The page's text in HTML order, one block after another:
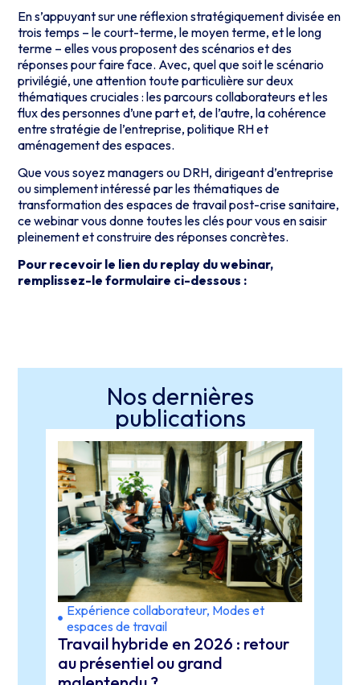
En s’appuyant sur une réflexion stratégiquement divisée en
trois temps – le court-terme, le moyen terme, et le long
terme – elles vous proposent des scénarios et des
réponses pour faire face. Avec, quel que soit le scénario
privilégié, une attention toute particulière sur deux
thématiques cruciales : les parcours collaborateurs et les
flux des personnes d’une part et, de l’autre, la cohérence
entre stratégie de l’entreprise, politique RH et
aménagement des espaces.
Que vous soyez managers ou DRH, dirigeant d’entreprise
ou simplement intéressé par les thématiques de
transformation des espaces de travail post-crise sanitaire,
ce webinar vous donne toutes les clés pour vous en saisir
pleinement et construire des réponses concrètes.
Pour recevoir le lien du replay du webinar,
remplissez-le formulaire ci-dessous :
Nos dernières
publications
Expérience collaborateur, Modes et
espaces de travail
Travail hybride en 2026 : retour
au présentiel ou grand